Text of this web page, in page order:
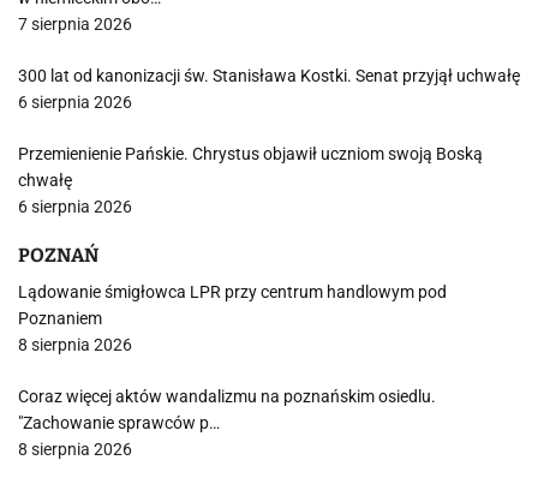
7 sierpnia 2026
300 lat od kanonizacji św. Stanisława Kostki. Senat przyjął uchwałę
6 sierpnia 2026
Przemienienie Pańskie. Chrystus objawił uczniom swoją Boską
chwałę
6 sierpnia 2026
POZNAŃ
Lądowanie śmigłowca LPR przy centrum handlowym pod
Poznaniem
8 sierpnia 2026
Coraz więcej aktów wandalizmu na poznańskim osiedlu.
"Zachowanie sprawców p…
8 sierpnia 2026